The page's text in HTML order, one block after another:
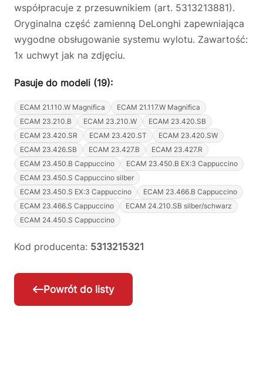
współpracuje z przesuwnikiem (art. 5313213881).
Oryginalna część zamienną DeLonghi zapewniająca
wygodne obsługowanie systemu wylotu. Zawartość:
1x uchwyt jak na zdjęciu.
Pasuje do modeli (19):
ECAM 21.110.W Magnifica
ECAM 21.117.W Magnifica
ECAM 23.210.B
ECAM 23.210.W
ECAM 23.420.SB
ECAM 23.420.SR
ECAM 23.420.ST
ECAM 23.420.SW
ECAM 23.426.SB
ECAM 23.427.B
ECAM 23.427.R
ECAM 23.450.B Cappuccino
ECAM 23.450.B EX:3 Cappuccino
ECAM 23.450.S Cappuccino silber
ECAM 23.450.S EX:3 Cappuccino
ECAM 23.466.B Cappuccino
ECAM 23.466.S Cappuccino
ECAM 24.210.SB silber/schwarz
ECAM 24.450.S Cappuccino
Kod producenta: 5313215321
Powrót do listy